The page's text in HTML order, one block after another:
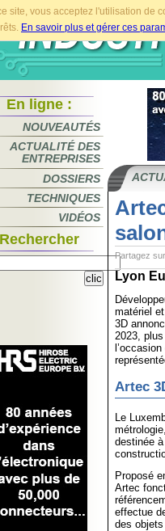
site, vous acceptez l'utilisation de
En savoir plus et gérer ces
En ligne :
NOUVEAUTÉS
ACTUALITÉ DES
ENTREPRISES
DOSSIERS
TECHNIQUES
VIDÉOS
Rechercher
Partagez sur
Lyon
matériel
3D
2023,
Artec
Le
destinée
Proposé
Artec
effectue
des